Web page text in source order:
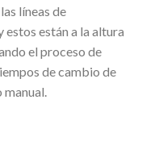
líneas de
estos están a la altura
el proceso de
de cambio de
manual.